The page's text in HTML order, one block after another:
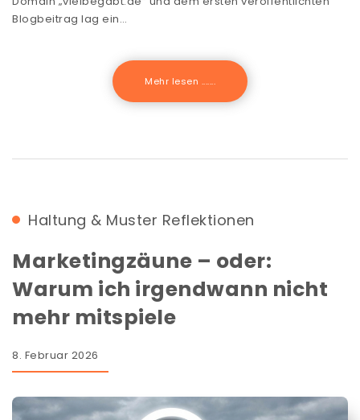
Blogbeitrag lag ein…
Mehr lesen .......
Haltung & Muster Reflektionen
Marketingzäune – oder:
Warum ich irgendwann nicht
mehr mitspiele
8. Februar 2026